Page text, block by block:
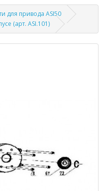
для привода ASI50
(арт. ASI.101)